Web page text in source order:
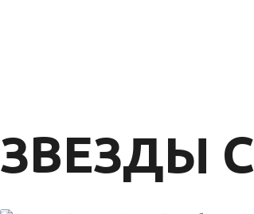
ЗВЕЗДЫ